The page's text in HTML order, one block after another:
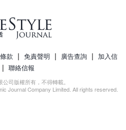
款 | 免責聲明 | 廣告查詢 | 加入信
| 聯絡信報
司版權所有，不得轉載。
Journal Company Limited. All rights reserved.